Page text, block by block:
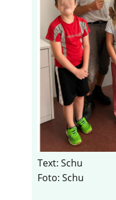
Text: Schu
Foto: Schu